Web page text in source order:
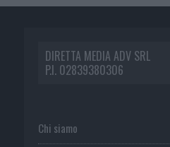
DIRETTA MEDIA ADV SRL
P.I. 02839380306
Chi siamo